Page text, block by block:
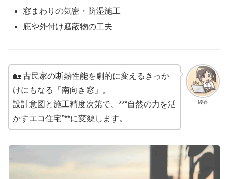
窓まわりの気密・防湿施工
庇や外付け遮蔽物の工夫
綾香
🏡 古民家の断熱性能を劇的に変えるきっか
けにもなる「南向き窓」。
設計意図と施工精度次第で、**“自然の力を活
かすエコ住宅”**に変貌します。